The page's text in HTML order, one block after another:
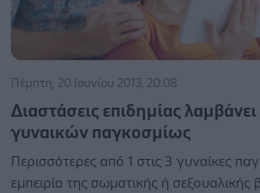
Πέμπτη, 20 Ιουνίου 2013, 20:08
Διαστάσεις επιδημίας
γυναικών παγκοσμίως
Περισσότερες από 1 στις 3 γυναίκες
εμπειρία της σωματικής ή σεξουαλικής